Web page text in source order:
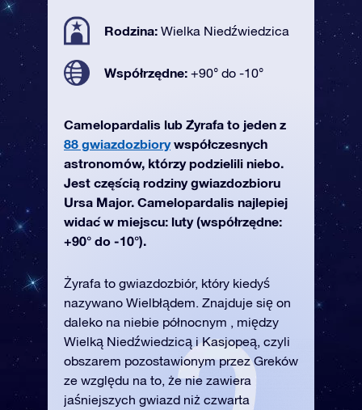
Rodzina: Wielka Niedźwiedzica
Współrzędne: +90° do -10°
Camelopardalis lub Żyrafa to jeden z
88 gwiazdozbiorywspółczesnych
astronomów, którzy podzielili niebo.
Jest częścią rodziny gwiazdozbioru
Ursa Major. Camelopardalis najlepiej
widać w miejscu: luty (współrzędne:
+90° do -10°).
Żyrafa to gwiazdozbiór, który kiedyś
nazywano Wielbłądem. Znajduje się on
daleko na niebie północnym , między
Wielką Niedźwiedzicą i Kasjopeą, czyli
obszarem pozostawionym przez Greków
ze względu na to, że nie zawiera
jaśniejszych gwiazd niż czwarta